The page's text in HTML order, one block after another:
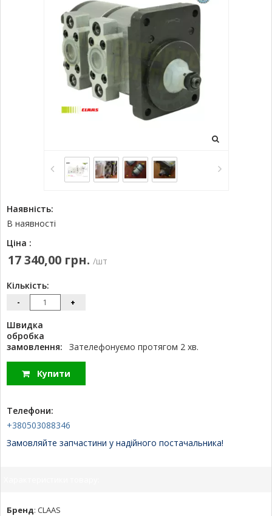
Наявність:
В наявності
Ціна :
17 340,00 грн. /шт
Кількість:
- +
Швидка
обробка
замовлення:
Зателефонуємо протягом 2 хв.
Купити
Телефони:
+380503088346
Замовляйте запчастини у надійного постачальника!
Бренд: CLAAS